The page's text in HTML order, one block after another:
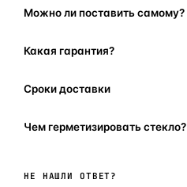
Можно ли поставить самому?
Какая гарантия?
Сроки доставки
Чем герметизировать стекло?
НЕ НАШЛИ ОТВЕТ?